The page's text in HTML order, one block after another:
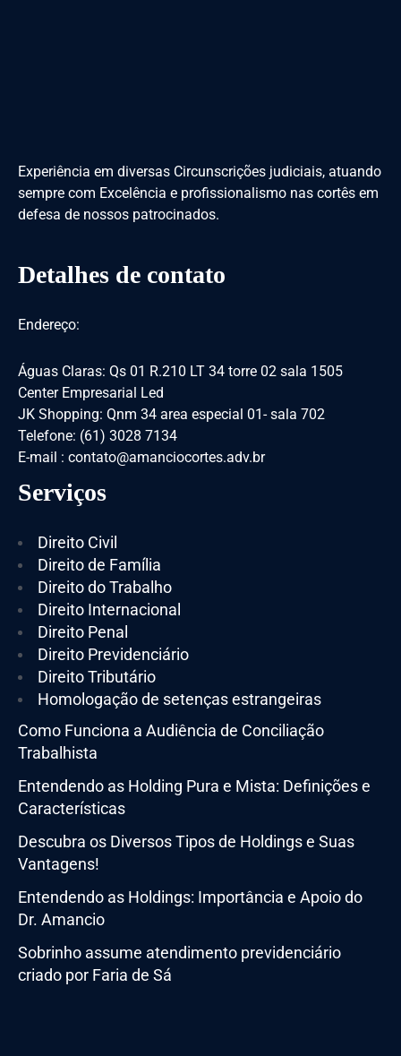
Experiência em diversas Circunscrições judiciais, atuando
sempre com Excelência e profissionalismo nas cortês em
defesa de nossos patrocinados.
Detalhes de contato
Endereço:
Águas Claras: Qs 01 R.210 LT 34 torre 02 sala 1505
Center Empresarial Led
JK Shopping: Qnm 34 area especial 01- sala 702
Telefone: (61) 3028 7134
E-mail : contato@amanciocortes.adv.br
Serviços
Direito Civil
Direito de Família
Direito do Trabalho
Direito Internacional
Direito Penal
Direito Previdenciário
Direito Tributário
Homologação de setenças estrangeiras
Como Funciona a Audiência de Conciliação
Trabalhista
Entendendo as Holding Pura e Mista: Definições e
Características
Descubra os Diversos Tipos de Holdings e Suas
Vantagens!
Entendendo as Holdings: Importância e Apoio do
Dr. Amancio
Sobrinho assume atendimento previdenciário
criado por Faria de Sá